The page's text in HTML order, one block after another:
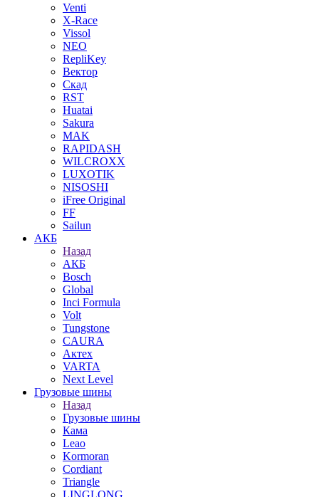
Venti
X-Race
Vissol
NEO
RepliKey
Вектор
Скад
RST
Huatai
Sakura
MAK
RAPIDASH
WILCROXX
LUXOTIK
NISOSHI
iFree Original
FF
Sailun
АКБ
Назад
АКБ
Bosch
Global
Inci Formula
Volt
Tungstone
CAURA
Актех
VARTA
Next Level
Грузовые шины
Назад
Грузовые шины
Кама
Leao
Kormoran
Cordiant
Triangle
LINGLONG